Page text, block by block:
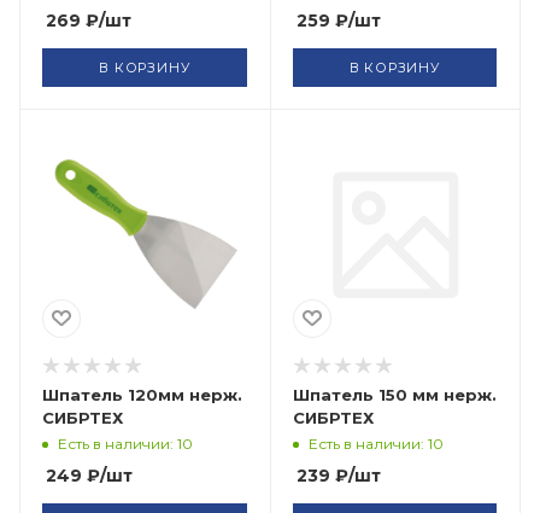
269 ₽/шт
В КОРЗИНУ
259 ₽/шт
В КОРЗИНУ
Шпатель 120мм нерж.
СИБРТЕХ
Есть в наличии: 10
249 ₽/шт
Шпатель 150 мм нерж.
СИБРТЕХ
Есть в наличии: 10
239 ₽/шт